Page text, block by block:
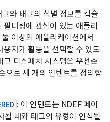
와 태그의 식별 정보를 캡슐
터링에 관심이 있는 애플리
이상의 애플리케이션에서
용자가 활동을 선택할 수 있도
그 디스패치 시스템은 우선순
으로 세 개의 인텐트를 정의합
: 이 인텐트는 NDEF 페이
될 때와 태그의 유형이 인식될